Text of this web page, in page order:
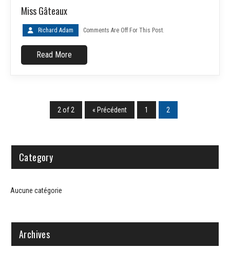
Miss Gâteaux
Richard Adam Comments Are Off For This Post.
Read More
2 of 2 « Précédent 1 2
Category
Aucune catégorie
Archives